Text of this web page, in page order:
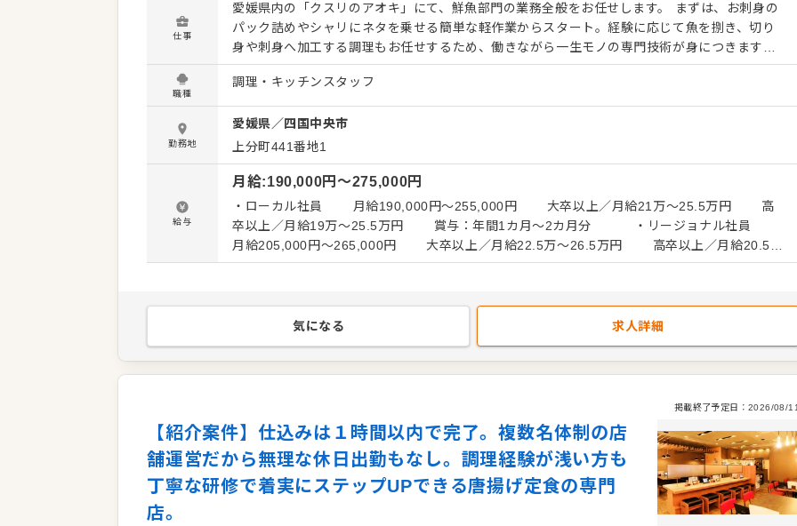
仕事
愛媛県内の「クスリのアオキ」にて、鮮魚部門の業務全般をお任せします。 まずは、お刺身の
パック詰めやシャリにネタを乗せる簡単な軽作業からスタート。経験に応じて魚を捌き、切り
身や刺身へ加工する調理もお任せするため、働きながら一生モノの専門技術が身につきます。
なお、魚を〆る作業工程はありません。 また、売場管理として商品の陳列や補充を随時行うほ
か、チラシ掲載品や季節の行事に合わせて発注量の調整・管理も担当していただきます。ゆく
ゆくは後輩従業員の指導や教育にも携わっていただくなど、ステップアップを目指せる環境で
す。食品部門を強化して成長を続けるドラッグストアだからこそ、これまでの飲食経験を活か
して安定したキャリアを築けます。 ＜おすすめポイント＞ 夜遅い勤務や残業がほとんどないた
め、身体に無理なく続けられます。月4日分の希望休制度があり、土日の休みも取得可能です。
さらに、ライフスタイルに合わせて働き方を毎年変更できる制度を用意しました。成長企業な
らではの多彩なキャリアフィールドが広がっており、理想の働き方を実現できます。
職種
調理・キッチンスタッフ
勤務地
愛媛県／四国中央市
上分町441番地1
給与
月給:190,000円〜275,000円
・ローカル社員 月給190,000円〜255,000円 大卒以上／月給21万～25.5万円 高
卒以上／月給19万～25.5万円 賞与：年間1カ月～2カ月分 ・リージョナル社員
月給205,000円〜265,000円 大卒以上／月給22.5万～26.5万円 高卒以上／月給20.5万
～26.5万円 賞与：年間1.6カ月～3カ月分 ・ナショナル社員 月給220,000円〜
与：年間2.2カ月～4カ月分 ◎試用期間6カ月あり（期間中の変動なし）
気になる
求人詳細
掲載終了予定日： 2026/08/
【紹介案件】仕込みは１時間以内で完了。複数名体制の店
舗運営だから無理な休日出勤もなし。調理経験が浅い方も
丁寧な研修で着実にステップUPできる唐揚げ定食の専門
店。